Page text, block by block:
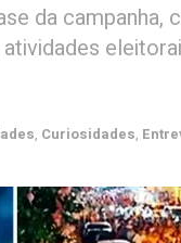
da campanha,
, Curiosidades,